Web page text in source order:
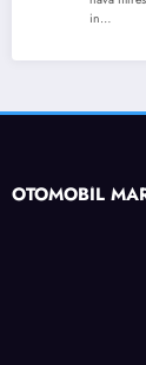
in…
OTOMOBİL